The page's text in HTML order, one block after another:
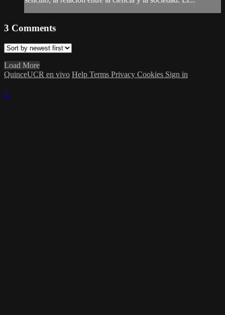
3 Comments
Load More
QuinceUCR en vivo Help Terms Privacy Cookies Sign in
×